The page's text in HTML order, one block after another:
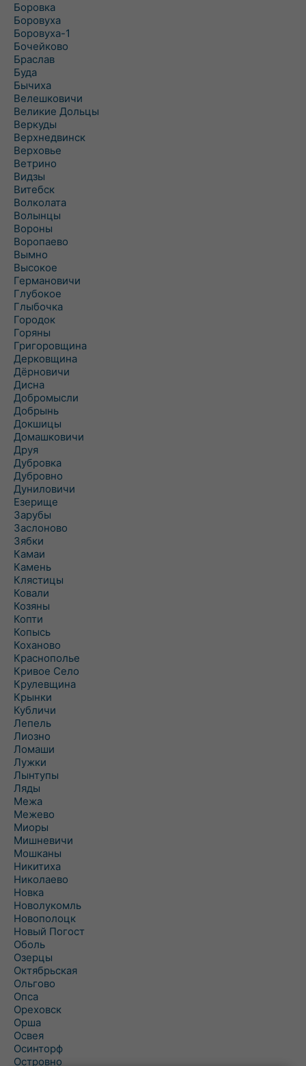
Боровка
Боровуха
Боровуха-1
Бочейково
Браслав
Буда
Бычиха
Велешковичи
Великие Дольцы
Веркуды
Верхнедвинск
Верховье
Ветрино
Видзы
Витебск
Волколата
Волынцы
Вороны
Воропаево
Вымно
Высокое
Германовичи
Глубокое
Глыбочка
Городок
Горяны
Григоровщина
Дерковщина
Дёрновичи
Дисна
Добромысли
Добрынь
Докшицы
Домашковичи
Друя
Дубровка
Дубровно
Дуниловичи
Езерище
Зарубы
Заслоново
Зябки
Камаи
Камень
Клястицы
Ковали
Козяны
Копти
Копысь
Коханово
Краснополье
Кривое Село
Крулевщина
Крынки
Кубличи
Лепель
Лиозно
Ломаши
Лужки
Лынтупы
Ляды
Межа
Межево
Миоры
Мишневичи
Мошканы
Никитиха
Николаево
Новка
Новолукомль
Новополоцк
Новый Погост
Оболь
Озерцы
Октябрьская
Ольгово
Опса
Ореховск
Орша
Освея
Осинторф
Островно